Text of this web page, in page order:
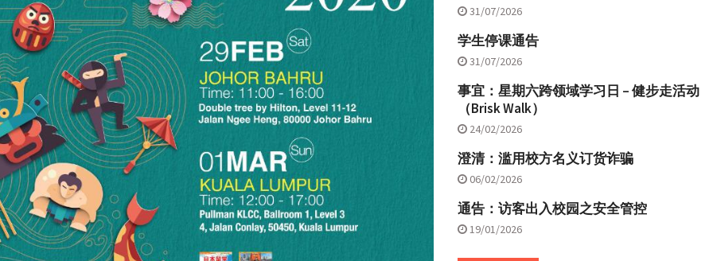
31/07/2026
学生停课通告
31/07/2026
事宜：星期六跨领域学习日 – 健步走活动
（Brisk Walk）
24/02/2026
澄清：滥用校方名义订货诈骗
06/02/2026
通告：访客出入校园之安全管控
19/01/2026